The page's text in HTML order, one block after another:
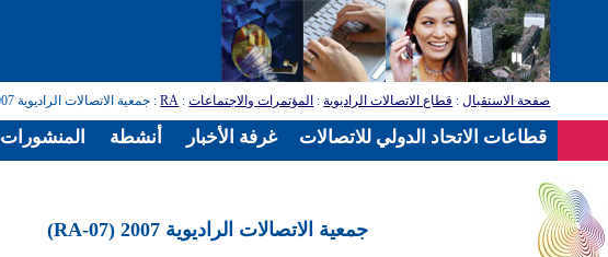
صفحة الاستقبال: قطاع الاتصالات الراديوية: المؤتمرات والاجتماعات:
RA: جمعية الاتصالات الراديوية 2007 (RA-07)
جمعية الاتصالات الراديوية 2007 (RA-07)
المنشورات أنشطة غرفة الأخبار قطاعات الاتحاد الدولي للاتصالات